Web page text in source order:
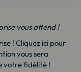
vous attend !
! Cliquez ici pour
vous sera
votre fidélité !